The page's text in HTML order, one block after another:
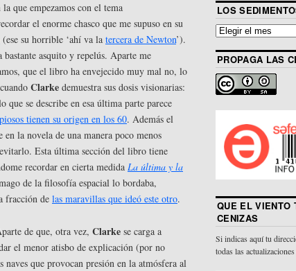
que empezamos con el tema
el enorme chasco que me supuso en su
(ese su horrible ‘ahí va la tercera de Newton’).
bastante asquito y repelús. Aparte me
que el libro ha envejecido muy mal no, lo
Clarke demuestra sus dosis visionarias:
se describe en esa última parte parece
tienen su origen en los 60. Además el
la novela de una manera poco menos
Esta última sección del libro tiene
recordar en cierta medida La última y la
de la filosofía espacial lo bordaba,
fracción de las maravillas que ideó este otro.
de que, otra vez, Clarke se carga a
el menor atisbo de explicación (por no
naves que provocan presión en la atmósfera al
LOS
PROPAGA LAS
QUE EL VIENTO
CENIZAS
Si indicas aquí tu
todas las